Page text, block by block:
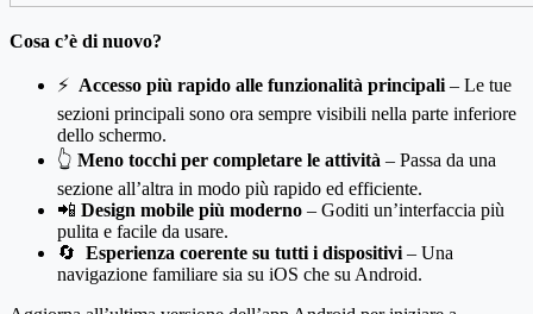
Cosa c’è di nuovo?
⚡ Accesso più rapido alle funzionalità principali – Le tue
sezioni principali sono ora sempre visibili nella parte inferiore
dello schermo.
👆 Meno tocchi per completare le attività – Passa da una
sezione all’altra in modo più rapido ed efficiente.
📲 Design mobile più moderno – Goditi un’interfaccia più
pulita e facile da usare.
🔄 Esperienza coerente su tutti i dispositivi – Una
navigazione familiare sia su iOS che su Android.